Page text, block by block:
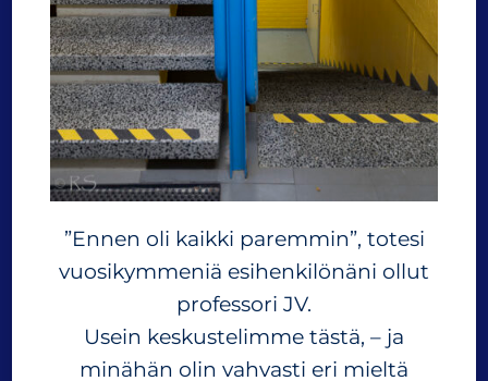
”Ennen oli kaikki paremmin”, totesi
vuosikymmeniä esihenkilönäni ollut
professori JV.
Usein keskustelimme tästä, – ja
minähän olin vahvasti eri mieltä